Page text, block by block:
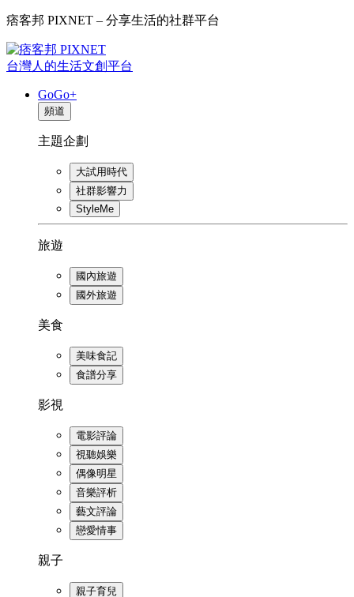
痞客邦 PIXNET – 分享生活的社群平台
台灣人的生活文創平台
GoGo+
頻道
主題企劃
大試用時代
社群影響力
StyleMe
旅遊
國內旅遊
國外旅遊
美食
美味食記
食譜分享
影視
電影評論
視聽娛樂
偶像明星
音樂評析
藝文評論
戀愛情事
親子
親子育兒